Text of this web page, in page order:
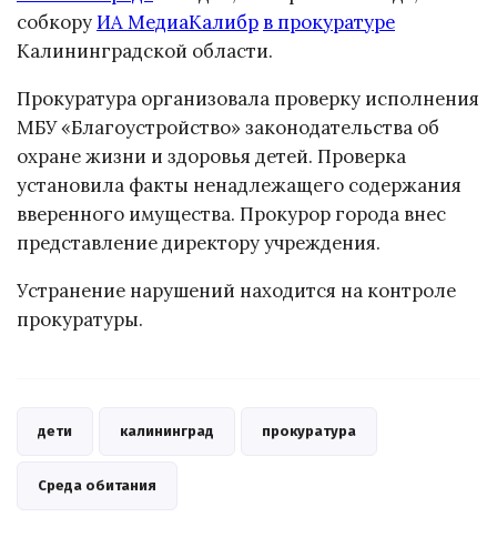
собкоруИА МедиаКалибр в прокуратуре
Калининградской области.
Прокуратура организовала проверку исполнения
МБУ «Благоустройство» законодательства об
охране жизни и здоровья детей. Проверка
установила факты ненадлежащего содержания
вверенного имущества. Прокурор города внес
представление директору учреждения.
Устранение нарушений находится на контроле
прокуратуры.
дети калининград прокуратура
Среда обитания